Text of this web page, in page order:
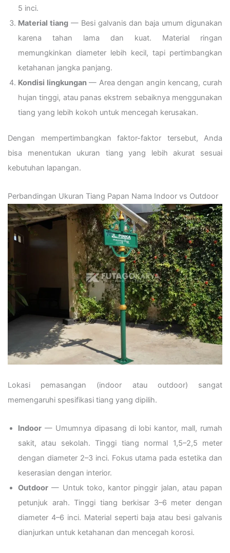
5 inci.
Material tiang— Besi galvanis dan baja umum digunakan
karena tahan lama dan kuat. Material ringan
memungkinkan diameter lebih kecil, tapi pertimbangkan
ketahanan jangka panjang.
Kondisi lingkungan— Area dengan angin kencang, curah
hujan tinggi, atau panas ekstrem sebaiknya menggunakan
tiang yang lebih kokoh untuk mencegah kerusakan.
Dengan mempertimbangkan faktor-faktor tersebut, Anda
bisa menentukan ukuran tiang yang lebih akurat sesuai
kebutuhan lapangan.
Perbandingan Ukuran Tiang Papan Nama Indoor vs Outdoor
Lokasi pemasangan (indoor atau outdoor) sangat
memengaruhi spesifikasi tiang yang dipilih.
Indoor — Umumnya dipasang di lobi kantor, mall, rumah
sakit, atau sekolah. Tinggi tiang normal 1,5–2,5 meter
dengan diameter 2–3 inci. Fokus utama pada estetika dan
keserasian dengan interior.
Outdoor — Untuk toko, kantor pinggir jalan, atau papan
petunjuk arah. Tinggi tiang berkisar 3–6 meter dengan
diameter 4–6 inci. Material seperti baja atau besi galvanis
dianjurkan untuk ketahanan dan mencegah korosi.